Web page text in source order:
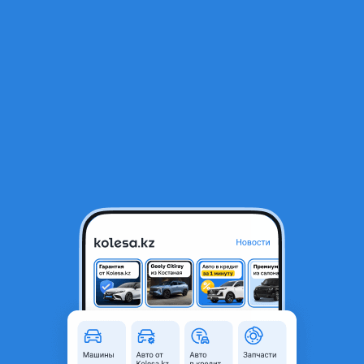
Подушки двигателя
Актобе, Актюбинская